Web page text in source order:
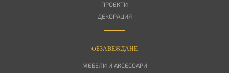
ПРОЕКТИ
ДЕКОРАЦИЯ
OБЗАВЕЖДАНЕ
МЕБЕЛИ И АКСЕСОАРИ